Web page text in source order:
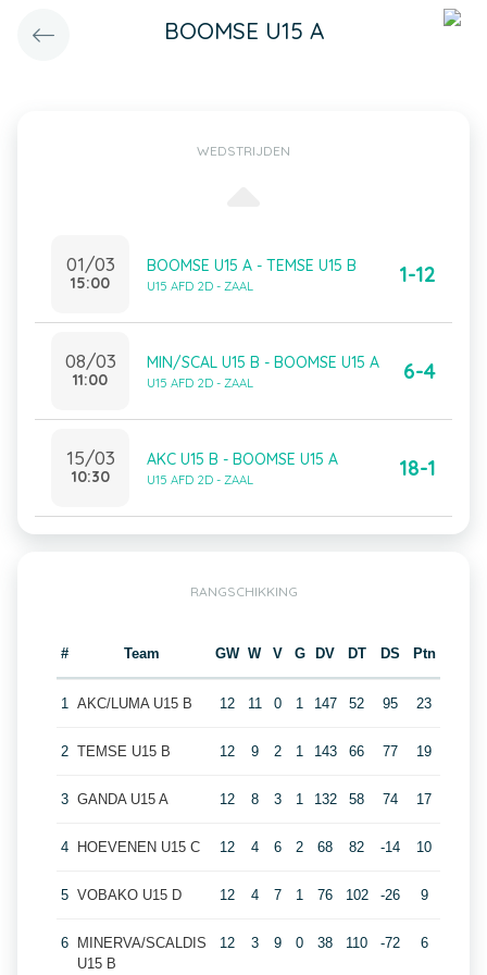
BOOMSE U15 A
WEDSTRIJDEN
01/03
15:00
BOOMSE U15 A - TEMSE U15 B
U15 AFD 2D - ZAAL 1-12
08/03
11:00
MIN/SCAL U15 B - BOOMSE U15 A
U15 AFD 2D - ZAAL 6-4
15/03
10:30
AKC U15 B - BOOMSE U15 A
U15 AFD 2D - ZAAL 18-1
RANGSCHIKKING
# Team GW W V G DV DT DS Ptn
1 AKC/LUMA U15 B 12 11 0 1 147 52 95 23
2 TEMSE U15 B 12 9 2 1 143 66 77 19
3 GANDA U15 A 12 8 3 1 132 58 74 17
4 HOEVENEN U15 C 12 4 6 2 68 82 -14 10
5 VOBAKO U15 D 12 4 7 1 76 102 -26 9
6
MINERVA/SCALDIS
U15 B
12 3 9 0 38 110 -72 6